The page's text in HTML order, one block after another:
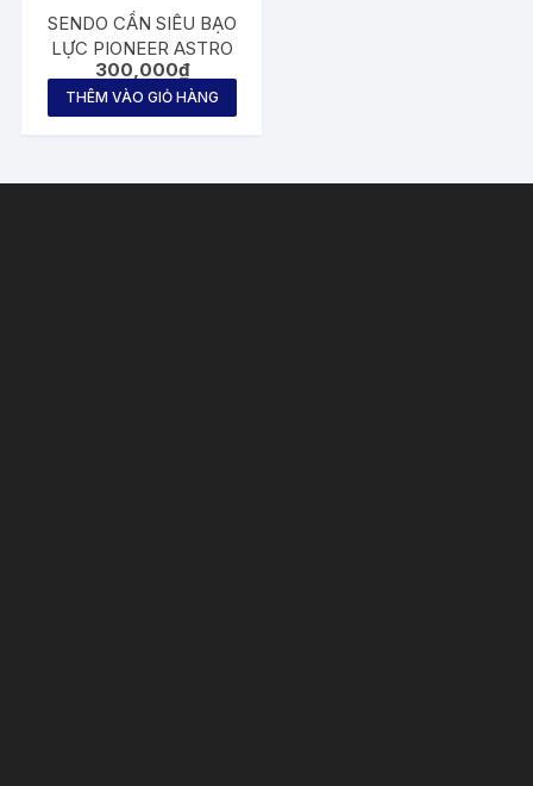
SENDO CẦN SIÊU BẠO
LỰC PIONEER ASTRO
300,000₫
THÊM VÀO GIỎ HÀNG